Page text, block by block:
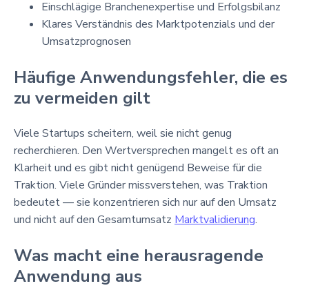
Einschlägige Branchenexpertise und Erfolgsbilanz
Klares Verständnis des Marktpotenzials und der
Umsatzprognosen
Häufige Anwendungsfehler, die es
zu vermeiden gilt
Viele Startups scheitern, weil sie nicht genug
recherchieren. Den Wertversprechen mangelt es oft an
Klarheit und es gibt nicht genügend Beweise für die
Traktion. Viele Gründer missverstehen, was Traktion
bedeutet — sie konzentrieren sich nur auf den Umsatz
und nicht auf den Gesamtumsatz Marktvalidierung.
Was macht eine herausragende
Anwendung aus